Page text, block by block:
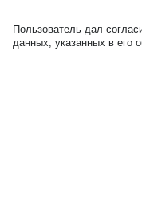
Пользователь дал
данных, указанных в его